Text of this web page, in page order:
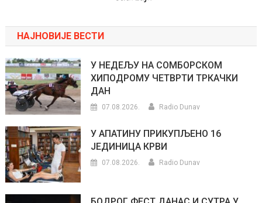
НАЈНОВИЈЕ ВЕСТИ
У НЕДЕЉУ НА СОМБОРСКОМ
ХИПОДРОМУ ЧЕТВРТИ ТРКАЧКИ
ДАН
07.08.2026. Radio Dunav
У АПАТИНУ ПРИКУПЉЕНО 16
ЈЕДИНИЦА КРВИ
07.08.2026. Radio Dunav